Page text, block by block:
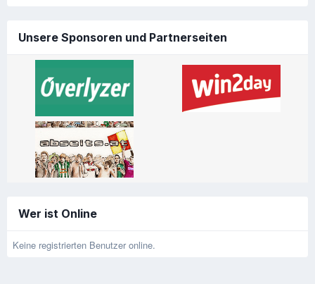
Unsere Sponsoren und Partnerseiten
Wer ist Online
Keine registrierten Benutzer online.